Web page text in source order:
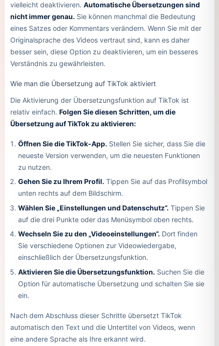
vielleicht deaktivieren. Automatische Übersetzungen sind
nicht immer genau. Sie können manchmal die Bedeutung
eines Satzes oder Kommentars verändern. Wenn Sie mit der
Originalsprache des Videos vertraut sind, kann es daher
besser sein, diese Option zu deaktivieren, um ein besseres
Verständnis zu gewährleisten.
Wie man die Übersetzung auf TikTok aktiviert
Die Aktivierung der Übersetzungsfunktion auf TikTok ist
relativ einfach. Folgen Sie diesen Schritten, um die
Übersetzung auf TikTok zu aktivieren:
Öffnen Sie die TikTok-App. Stellen Sie sicher, dass Sie die
neueste Version verwenden, um die neuesten Funktionen
zu nutzen.
Gehen Sie zu Ihrem Profil. Tippen Sie auf das Profilsymbol
unten rechts auf dem Bildschirm.
Wählen Sie „Einstellungen und Datenschutz“. Tippen Sie
auf die drei Punkte oder das Menüsymbol oben rechts.
Wechseln Sie zu den „Videoeinstellungen“. Dort finden
Sie verschiedene Optionen zur Videowiedergabe,
einschließlich der Übersetzungsfunktion.
Aktivieren Sie die Übersetzungsfunktion. Suchen Sie die
Option für automatische Übersetzung und schalten Sie sie
ein.
Nach dem Abschluss dieser Schritte übersetzt TikTok
automatisch den Text und die Untertitel von Videos, wenn
eine andere Sprache als Ihre erkannt wird.